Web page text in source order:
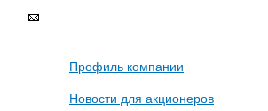
Профиль компании
Новости для акционеров